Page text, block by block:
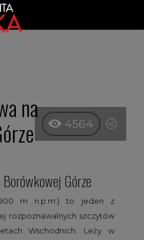
na
4564
Górze
m n.p.m.) to jeden z
rozpoznawalnych szczytów
Wschodnich. Leży w